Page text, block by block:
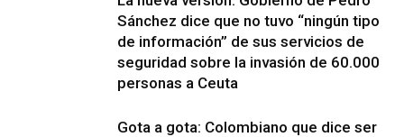
Sánchez dice que no tuvo “ningún tipo
de información” de sus servicios de
seguridad sobre la invasión de 60.000
personas a Ceuta
Gota a gota: Colombiano que dice ser